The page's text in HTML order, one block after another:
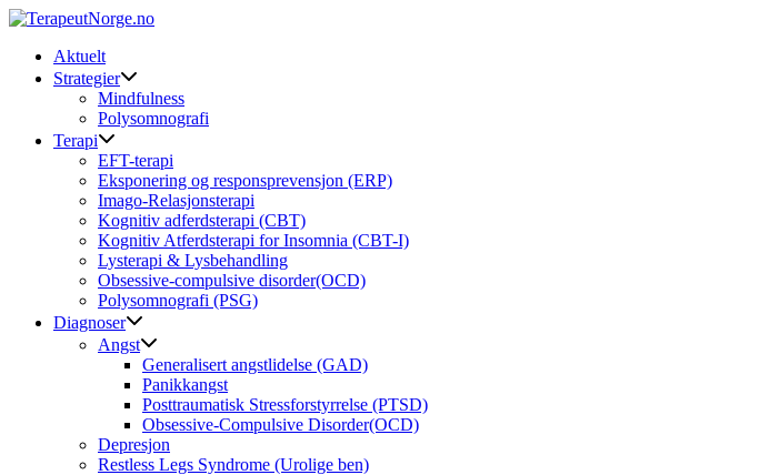
Skip
contentAktuelt
Strategier
Mindfulness
Polysomnografi
Terapi
EFT-terapi
Eksponering og responsprevensjon (ERP)
Imago-Relasjonsterapi
Kognitiv adferdsterapi (CBT)
Kognitiv Atferdsterapi for Insomnia (CBT-I)
Lysterapi & Lysbehandling
Obsessive-compulsive disorder(OCD)
Polysomnografi (PSG)
Diagnoser
Angst
Generalisert angstlidelse (GAD)
Panikkangst
Posttraumatisk Stressforstyrrelse (PTSD)
Obsessive-Compulsive Disorder(OCD)
Depresjon
Restless Legs Syndrome (Urolige ben)